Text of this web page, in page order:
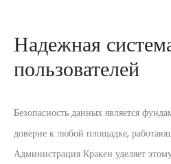
Надежная
пользователей
Безопасность данных является
доверие к любой площадке,
Администрация Кракен уделяет